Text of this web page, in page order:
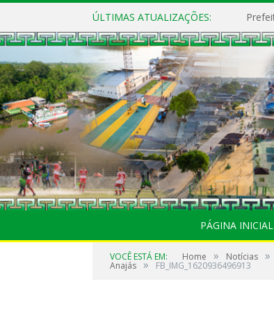
ÚLTIMAS ATUALIZAÇÕES:
PÁGINA INICIAL
VOCÊ ESTÁ EM: Home » Notícias »
Anajás » FB_IMG_1620936496913